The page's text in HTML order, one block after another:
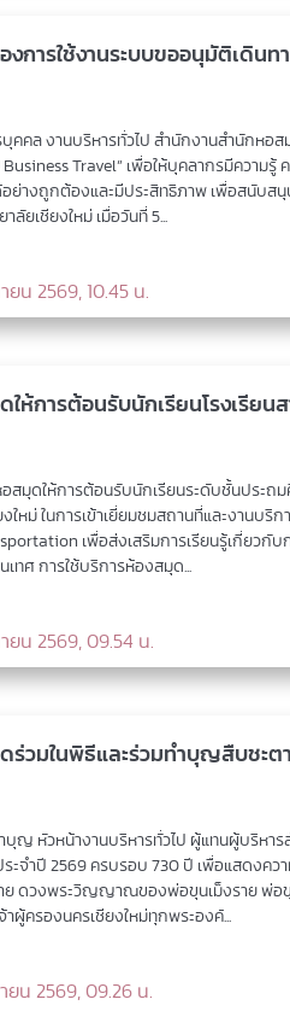
งการใช้งานระบบขออนุมัติเดิน
คคล งานบริหารทั่วไป สำนักงานสำนักหอ
Business Travel” เพื่อให้บุคลากรมีความ
อย่างถูกต้องและมีประสิทธิภาพ เพื่อสนับส
ลัยเชียงใหม่ เมื่อวันที่ 5...
น 2569, 10.45 น.
ห้การต้อนรับนักเรียนโรงเรียน
สมุดให้การต้อนรับนักเรียนระดับชั้นประถ
งใหม่ ในการเข้าเยี่ยมชมสถานที่และงานบ
เพื่อส่งเสริมการเรียนรู้เกี่ยวกั
เทศ การใช้บริการห้องสมุด...
น 2569, 09.54 น.
ร่วมในพิธีและร่วมทำบุญสืบชะต
บุญ หัวหน้างานบริหารทั่วไป ผู้แทนผู้บริห
ประจำปี 2569 ครบรอบ 730 ปี เพื่อแสด
ดวงพระวิญญาณของพ่อขุนเม็งราย พ่อขุ
ครองนครเชียงใหม่ทุกพระองค์...
น 2569, 09.26 น.